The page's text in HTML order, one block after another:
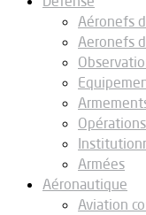
Aéronefs
Aeronefs
Opérations
Armées
Aéronautique
Aviation